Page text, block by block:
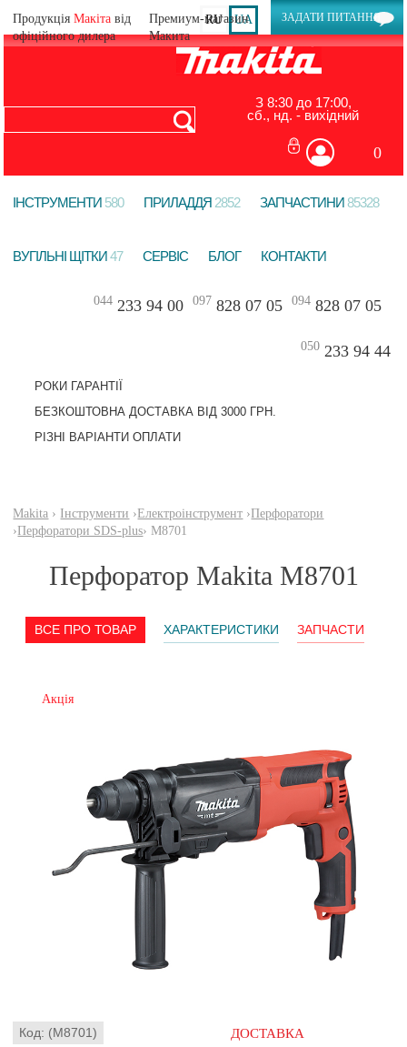
ПродукціяМакітавід
офіційного дилера
ЗАДАТИ ПИТАННЯ
RU UA
З 8:30 до 17:00,
сб., нд. - вихідний
0
ІНСТРУМЕНТИ 580 ПРИЛАДДЯ 2852 ЗАПЧАСТИНИ85328
ВУГІЛЬНІ ЩІТКИ47 СЕРВІС БЛОГ КОНТАКТИ
044233 94 00 097 828 07 05 094828 07 05
050233 94 44
РОКИ ГАРАНТІЇ
БЕЗКОШТОВНА ДОСТАВКА ВІД 3000 ГРН.
РІЗНІ ВАРІАНТИ ОПЛАТИ
Makita › Інструменти ›Електроінструмент ›Перфоратори
›Перфоратори SDS-plus› M8701
Перфоратор Makita M8701
ВСЕ ПРО ТОВАР ХАРАКТЕРИСТИКИ ЗАПЧАСТИ
Акція
Код: (M8701) ДОСТАВКА